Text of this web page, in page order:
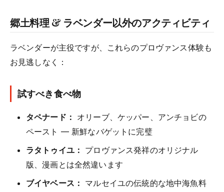
郷土料理 & ラベンダー以外のアクティビティ
ラベンダーが主役ですが、これらのプロヴァンス体験も
お見逃しなく：
試すべき食べ物
タペナード： オリーブ、ケッパー、アンチョビの
ペースト — 新鮮なバゲットに完璧
ラタトゥイユ： プロヴァンス発祥のオリジナル
版、漫画とは全然違います
ブイヤベース： マルセイユの伝統的な地中海魚料